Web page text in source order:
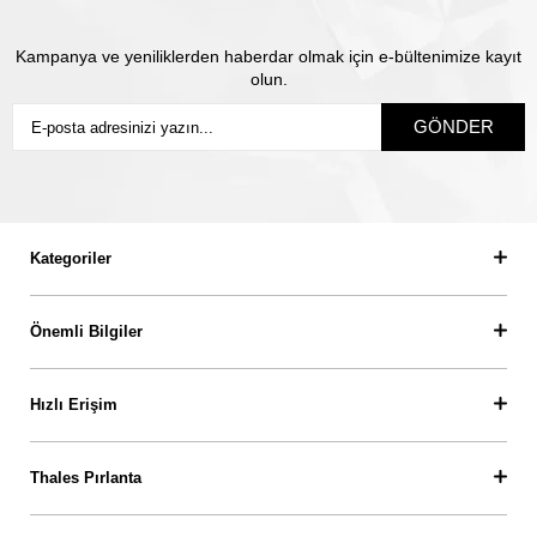
Kampanya ve yeniliklerden haberdar olmak için e-bültenimize kayıt
olun.
GÖNDER
Kategoriler
Önemli Bilgiler
Hızlı Erişim
Thales Pırlanta